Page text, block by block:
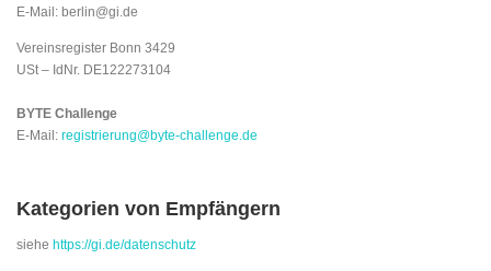
E-Mail: berlin@gi.de
Vereinsregister Bonn 3429
USt – IdNr. DE122273104
BYTE Challenge
E-Mail: registrierung@byte-challenge.de
Kategorien von Empfängern
siehe https://gi.de/datenschutz